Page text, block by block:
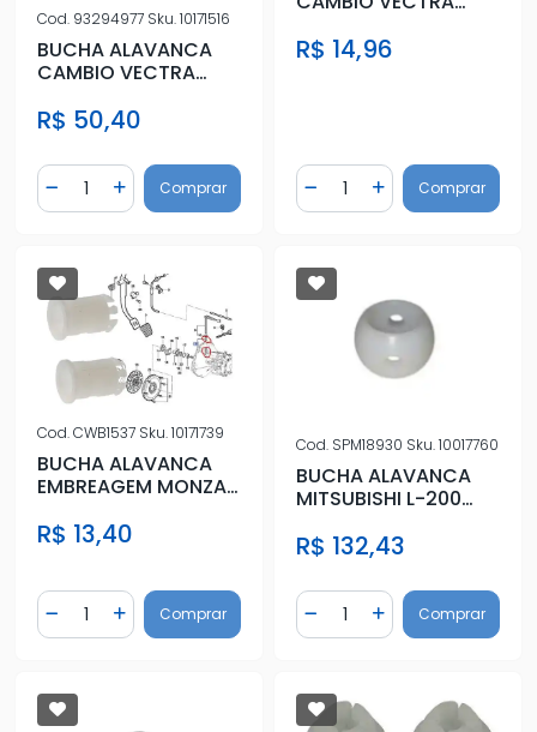
Cod. 93294977 Sku.10171516
BUCHA ALAVANCA
CAMBIO VECTRA
(VARAO)
R$ 50,40
Diminuir Quantidade
Quantidade
Adicionar Quantidade
Comprar
KIT (CARCACA)
R$ 14,96
Diminuir Quantidade
Quantidade
AdicionarComprar
Cod.CWB1537 Sku.10171739
BUCHA ALAVANCA
EMBREAGEM MONZA
DA EMBR
R$ 13,40
Diminuir Quantidade
Quantidade
Adicionar Quantidade
Comprar
Cod. SPM18930 Sku.10017760
BUCHA ALAVANCA
MITSUBISHI L-200
R$ 132,43
Diminuir Quantidade
Quantidade
AdicionarComprar